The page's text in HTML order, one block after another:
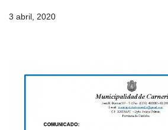
3 abril, 2020